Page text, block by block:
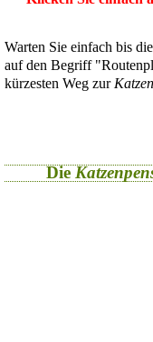
Warten Sie einfach bis
auf den Begriff
kürzesten Weg zur
Die